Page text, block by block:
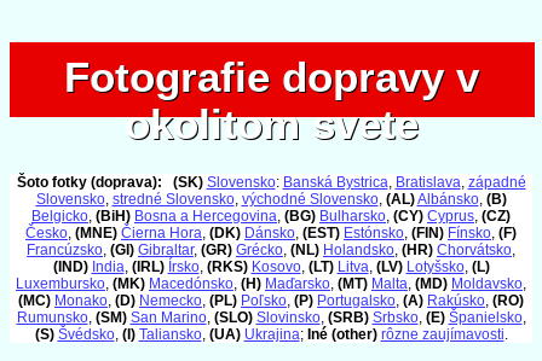
Fotografie dopravy v
okolitom svete
Fotografie dopravy v
okolitom svete
Šoto fotky (doprava): (SK) Slovensko: Banská Bystrica, Bratislava, západné
Slovensko, stredné Slovensko, východné Slovensko, (AL)Albánsko, (B)
Belgicko, (BiH) Bosna a Hercegovina, (BG) Bulharsko, (CY) Cyprus, (CZ)
Česko, (MNE) Čierna Hora, (DK) Dánsko, (EST) Estónsko, (FIN) Fínsko, (F)
Francúzsko, (GI) Gibraltar, (GR) Grécko, (NL) Holandsko, (HR) Chorvátsko,
(IND) India, (IRL) Írsko, (RKS) Kosovo, (LT) Litva, (LV) Lotyšsko, (L)
Luxembursko, (MK) Macedónsko, (H) Maďarsko, (MT) Malta, (MD) Moldavsko,
(MC) Monako, (D) Nemecko, (PL) Poľsko, (P) Portugalsko, (A) Rakúsko, (RO)
Rumunsko, (SM) San Marino, (SLO) Slovinsko, (SRB) Srbsko, (E) Španielsko,
(S) Švédsko, (I) Taliansko, (UA) Ukrajina; Iné (other) rôzne zaujímavosti.